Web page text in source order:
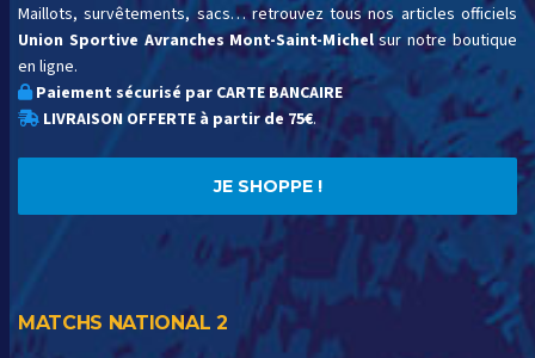
Maillots, survêtements, sacs… retrouvez tous nos articles officiels
Union Sportive Avranches Mont-Saint-Michelsur notre boutique
en ligne.
Paiement sécurisé par CARTE BANCAIRE
LIVRAISON OFFERTE à partir de 75€.
JE SHOPPE !
MATCHS NATIONAL 2